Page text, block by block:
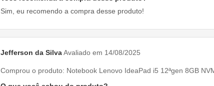
Sim, eu recomendo a compra desse produto!
Jefferson da SilvaAvaliado em 14/08/2025
Comprou o produto: Notebook Lenovo IdeaPad i5 12ªgen 8GB